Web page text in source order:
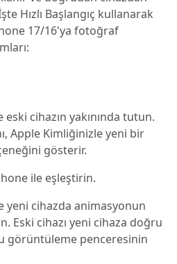
Hızlı Başlangıç kullanarak
17/16'ya fotoğraf
eski cihazın yakınında tutun.
Apple Kimliğinizle yeni bir
gösterir.
ile eşleştirin.
yeni cihazda animasyonun
Eski cihazı yeni cihaza doğru
görüntüleme penceresinin